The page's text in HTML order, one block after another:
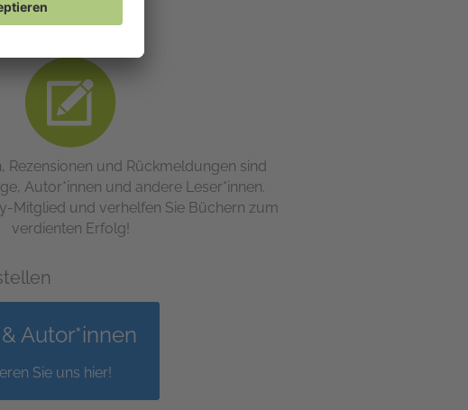
Rezensionen und Rückmeldungen sind
Autor*innen und andere Leser*innen.
Mitglied und verhelfen Sie Büchern zum
verdienten Erfolg!
Autor*innen
Sie uns hier!